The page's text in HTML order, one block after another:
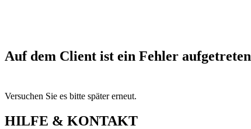
Auf dem Client ist ein Fehler aufgetreten
Versuchen Sie es bitte später erneut.
HILFE & KONTAKT